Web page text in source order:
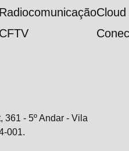
RadiocomunicaçãoCloud
CFTV
361 - 5º Andar - Vila
001.